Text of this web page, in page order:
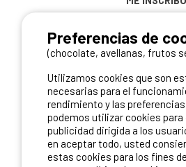
NUESTROS
Preferencias de
(chocolate, avellanas, frutos
Utilizamos cookies que son
necesarias para el
rendimiento y las
podemos utilizar cookies
publicidad dirigida a los
en aceptar todo, usted
estas cookies para los fines